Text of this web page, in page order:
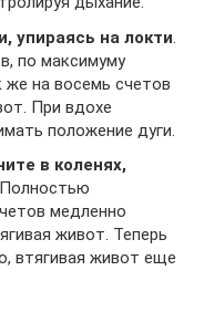
упираясь на локти.
по максимуму
же на восемь счетов
При вдохе
положение дуги.
в коленях,
Полностью
медленно
живот. Теперь
втягивая живот еще